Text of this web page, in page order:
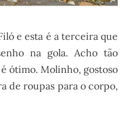
e esta é a terceira que
na gola. Acho tão
ótimo. Molinho, gostoso
de roupas para o corpo,